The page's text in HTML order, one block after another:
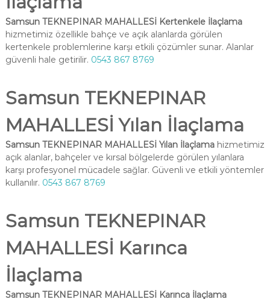
Samsun TEKNEPINAR MAHALLESİ Kertenkele İlaçlama
hizmetimiz özellikle bahçe ve açık alanlarda görülen
kertenkele problemlerine karşı etkili çözümler sunar. Alanlar
güvenli hale getirilir. 0543 867 8769
Samsun TEKNEPINAR
MAHALLESİ Yılan İlaçlama
Samsun TEKNEPINAR MAHALLESİ Yılan İlaçlamahizmetimiz
açık alanlar, bahçeler ve kırsal bölgelerde görülen yılanlara
karşı profesyonel mücadele sağlar. Güvenli ve etkili yöntemler
kullanılır. 0543 867 8769
Samsun TEKNEPINAR
MAHALLESİ Karınca
İlaçlama
Samsun TEKNEPINAR MAHALLESİ Karınca İlaçlama